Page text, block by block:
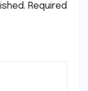
Required